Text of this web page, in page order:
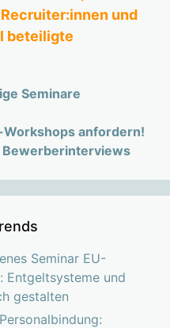
und
beteiligte
Seminare
anfordern!
Bewerberinterviews
Seminar EU-
Entgeltsysteme und
gestalten